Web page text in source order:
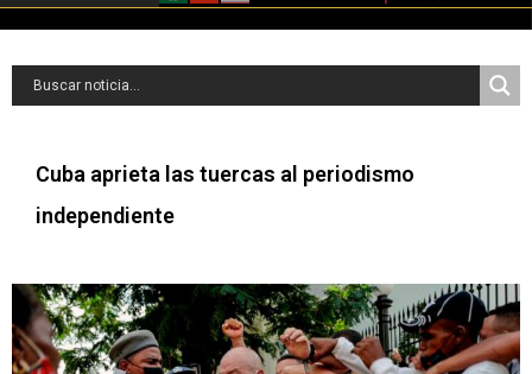
Cuba aprieta las tuercas al periodismo
independiente